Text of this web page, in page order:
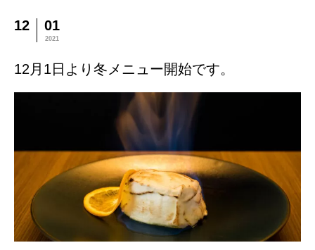
12 01
2021
12月1日より冬メニュー開始です。